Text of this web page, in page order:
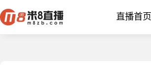
直播首页